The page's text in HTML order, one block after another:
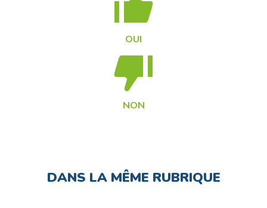
OUI
NON
DANS LA MÊME RUBRIQUE